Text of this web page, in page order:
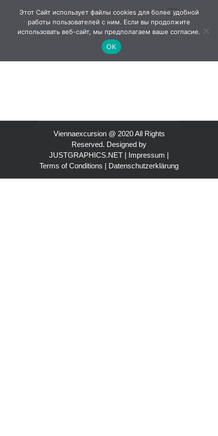
Viennaexcursion @ 2020 All Rights
Reserved. Designed by
JUSTGRAPHICS.NET | Impressum |
Terms of Conditions | Datenschutzerklärung
Этот Сайт использует файлы cookies для более удобной
работы пользователей с ним. Если вы продолжите
использовать веб-сайт, мы предполагаем ваше согласие.
OK